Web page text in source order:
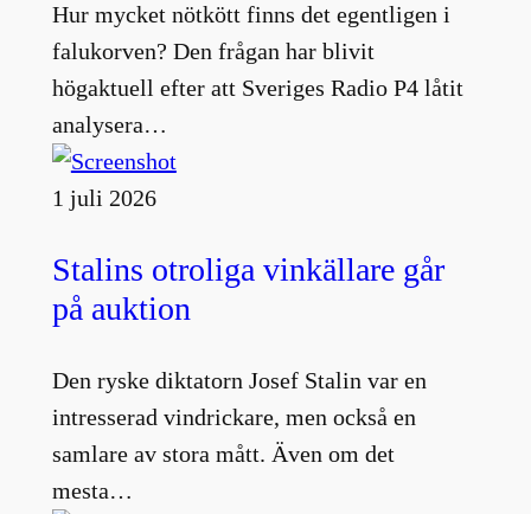
Hur mycket nötkött finns det egentligen i
falukorven? Den frågan har blivit
högaktuell efter att Sveriges Radio P4 låtit
analysera…
1 juli 2026
Stalins otroliga vinkällare går
på auktion
Den ryske diktatorn Josef Stalin var en
intresserad vindrickare, men också en
samlare av stora mått. Även om det
mesta…